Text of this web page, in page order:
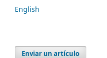
English
Enviar un artículo